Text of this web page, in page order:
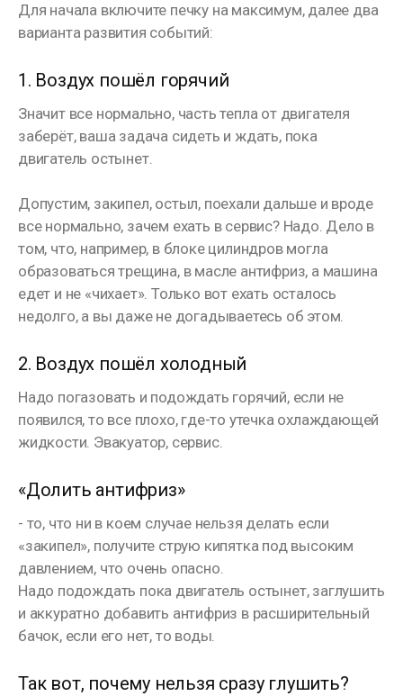
Для начала включите печку на максимум, далее два
варианта развития событий:
1. Воздух пошёл горячий
Значит все нормально, часть тепла от двигателя
заберёт, ваша задача сидеть и ждать, пока
двигатель остынет.
Допустим, закипел, остыл, поехали дальше и вроде
все нормально, зачем ехать в сервис? Надо. Дело в
том, что, например, в блоке цилиндров могла
образоваться трещина, в масле антифриз, а машина
едет и не «чихает». Только вот ехать осталось
недолго, а вы даже не догадываетесь об этом.
2. Воздух пошёл холодный
Надо погазовать и подождать горячий, если не
появился, то все плохо, где-то утечка охлаждающей
жидкости. Эвакуатор, сервис.
«Долить антифриз»
- то, что ни в коем случае нельзя делать если
«закипел», получите струю кипятка под высоким
давлением, что очень опасно.
Надо подождать пока двигатель остынет, заглушить
и аккуратно добавить антифриз в расширительный
бачок, если его нет, то воды.
Так вот, почему нельзя сразу глушить?